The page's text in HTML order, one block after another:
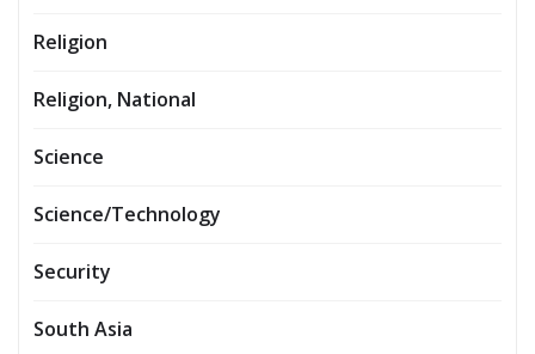
Religion
Religion, National
Science
Science/Technology
Security
South Asia